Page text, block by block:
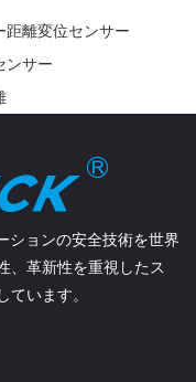
距離変位センサー
ンサー
ションの安全技術を世界
、革新性を重視したス
います。